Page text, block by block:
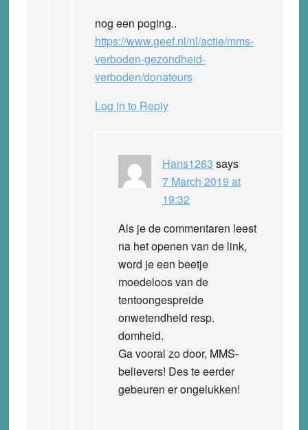
nog een poging..
https://www.geef.nl/nl/actie/mms-
verboden-gezondheid-
verboden/donateurs
Log in to Reply
Hans1263 says
7 March 2019 at
19:32
Als je de commentaren leest
na het openen van de link,
word je een beetje
moedeloos van de
tentoongespreide
onwetendheid resp.
domheid.
Ga vooral zo door, MMS-
believers! Des te eerder
gebeuren er ongelukken!